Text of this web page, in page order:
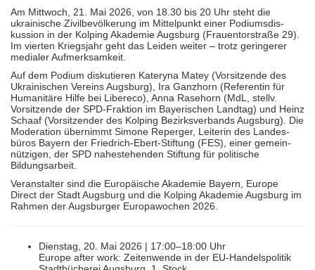
Am Mittwoch, 21. Mai 2026, von 18.30 bis 20 Uhr steht die
ukraini­sche Zivil­bevöl­kerung im Mittel­punkt einer Podiums­dis­
kussion in der Kolping Akademie Augsburg (Frauentor­straße 29).
Im vierten Kriegsjahr geht das Leiden weiter – trotz geringerer
medialer Aufmerksamkeit.
Auf dem Podium diskutieren Kateryna Matey (Vor­sitzende des
Ukraini­schen Vereins Augsburg), Ira Ganzhorn (Referentin für
Humani­täre Hilfe bei Libereco), Anna Rasehorn (MdL, stellv.
Vorsitzende der SPD-Fraktion im Baye­rischen Landtag) und Heinz
Schaaf (Vor­sitzender des Kolping Bezirks­verbands Augsburg). Die
Mode­ration übernimmt Simone Reperger, Leiterin des Landes­
büros Bayern der Friedrich-Ebert-Stiftung (FES), einer gemein­
nützigen, der SPD nahe­stehenden Stiftung für politi­sche
Bildungsarbeit.
Veranstalter sind die Europäische Akademie Bayern, Europe
Direct der Stadt Augsburg und die Kolping Akademie Augsburg im
Rahmen der Augsburger Europa­wochen 2026.
Dienstag, 20. Mai 2026 | 17:00–18:00 Uhr
Europe after work: Zeitenwende in der EU‑Handelspolitik